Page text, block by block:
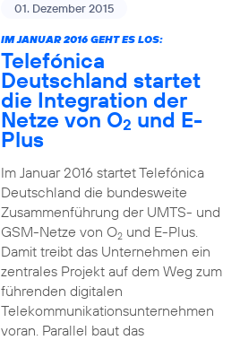
01. Dezember 2015
IM JANUAR 2016 GEHT ES LOS:
Telefónica
Deutschland startet
die Integration der
Netze von O2 und E-
Plus
Im Januar 2016 startet Telefónica
Deutschland die bundesweite
Zusammenführung der UMTS- und
GSM-Netze von O2und E-Plus.
Damit treibt das Unternehmen ein
zentrales Projekt auf dem Weg zum
führenden digitalen
Telekommunikationsunternehmen
voran. Parallel baut das